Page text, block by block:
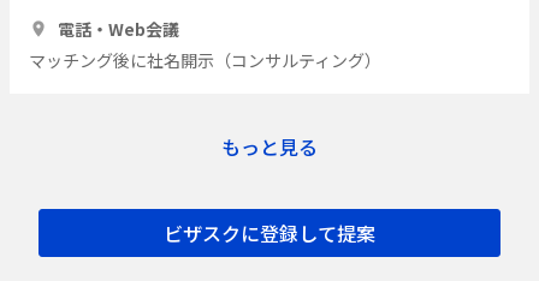
電話・Web会議
マッチング後に社名開示（コンサルティング）
もっと見る
ビザスクに登録して提案